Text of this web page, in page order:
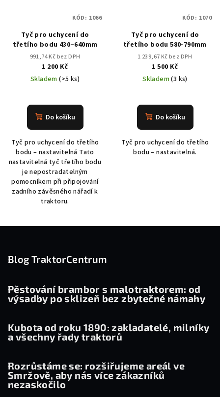
Tyč pro uchycení do
třetího bodu 430–640mm
991,74 Kč bez DPH
1 200 Kč
Skladem(>5 ks)
Do košíku
Tyč pro uchycení do třetího
bodu – nastavitelná Tato
nastavitelná tyč třetího bodu
je nepostradatelným
pomocníkem při připojování
zadního závěsného nářadí k
traktoru.
KÓD: 1066
Tyč pro uchycení do
třetího bodu 580-790mm
1 239,67 Kč bez DPH
1 500 Kč
Skladem(3 ks)
Do košíku
Tyč pro uchycení do třetího
bodu – nastavitelná.
KÓD: 1070
Blog TraktorCentrum
Pěstování brambor s malotraktorem: od
výsadby po sklizeň bez zbytečné námahy
Kubota od roku 1890: zakladatelé, milníky
a všechny řady traktorů
Rozrůstáme se: rozšiřujeme areál ve
Smržově, aby nás více zákazníků
nezaskočilo